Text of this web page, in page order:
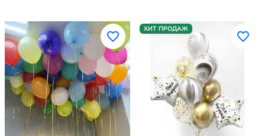
ХИТ ПРОДАЖ